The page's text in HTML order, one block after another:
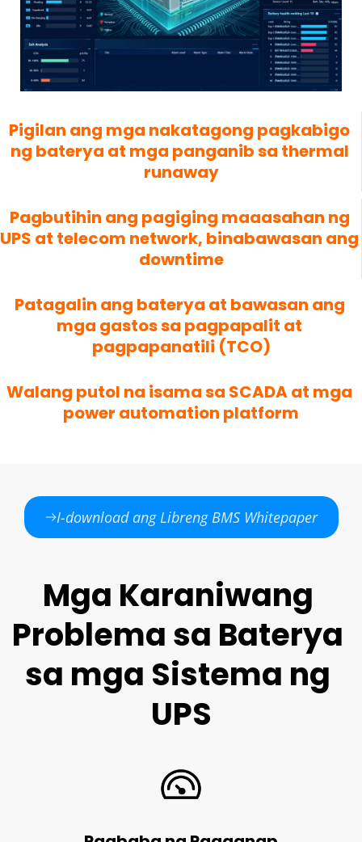
Pigilan ang mga nakatagong pagkabigo
ng baterya at mga panganib sa thermal
runaway
Pagbutihin ang pagiging maaasahan ng
UPS at telecom network, binabawasan ang
downtime
Patagalin ang baterya at bawasan ang
mga gastos sa pagpapalit at
pagpapanatili (TCO)
Walang putol na isama sa SCADA at mga
power automation platform
I-download ang Libreng BMS Whitepaper
Mga Karaniwang
Problema sa Baterya
sa mga Sistema ng
UPS